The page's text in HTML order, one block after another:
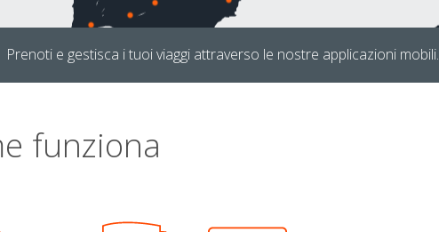
Prenoti e gestisca i tuoi viaggi attraverso le nostre applicazioni mobili.
funziona